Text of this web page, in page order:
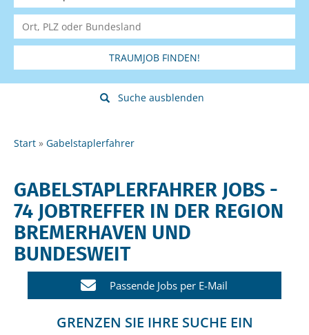
TRAUMJOB FINDEN!
Suche ausblenden
Start Gabelstaplerfahrer
GABELSTAPLERFAHRER JOBS -
74 JOBTREFFER IN DER REGION
BREMERHAVEN UND
BUNDESWEIT
Passende Jobs per E-Mail
GRENZEN SIE IHRE SUCHE EIN